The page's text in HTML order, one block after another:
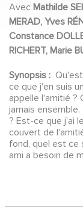
Avec Mathilde
MERAD, Yves
Constance
RICHERT, Marie
BARDEAU,
Mallory CASAS
JALABERT,
DURON, Patrice
Jean Yves
Gilles GUÉRIN,
Synopsis :
ce que j'en suis
appelle l'amitié ?
jamais
? Est-ce que j'ai
couvert de
fond, quel est ce
ami a besoin de